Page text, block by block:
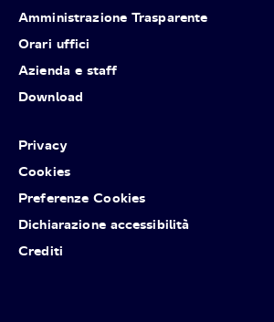
Amministrazione Trasparente
Orari uffici
Azienda e staff
Download
Privacy
Cookies
Preferenze Cookies
Dichiarazione accessibilità
Crediti